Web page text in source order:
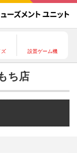
ズ 設置ゲーム機
ち店